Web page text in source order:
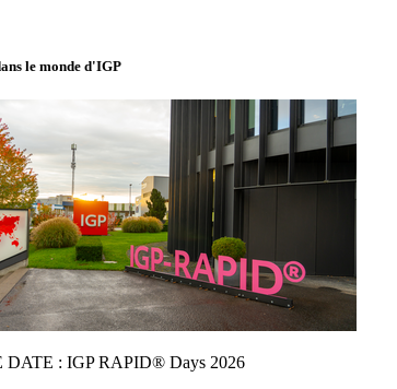
le monde d'IGP
DATE : IGP RAPID® Days 2026